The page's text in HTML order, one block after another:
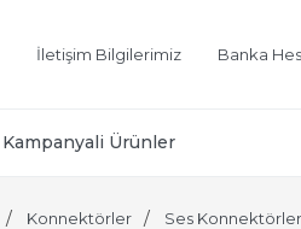
İletişim Bilgilerimiz Banka
Kampanyali Ürünler
Konnektörler Ses